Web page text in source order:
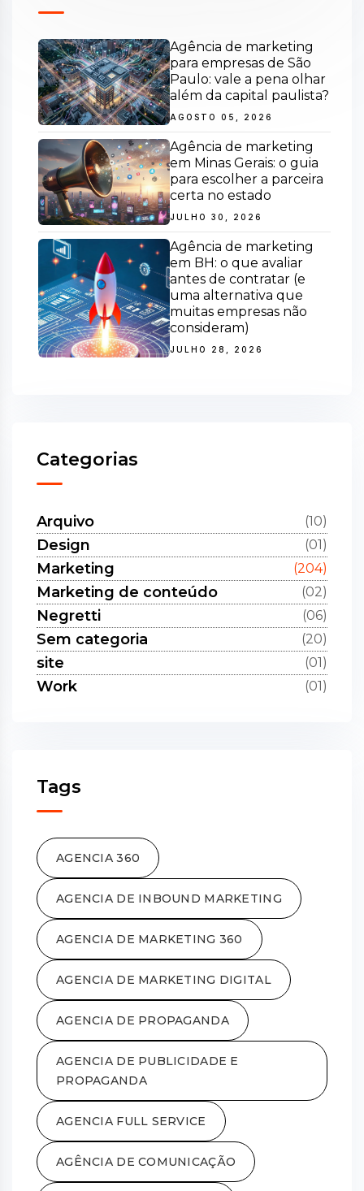
Agência de marketing
para empresas de São
Paulo: vale a pena olhar
além da capital paulista?
AGOSTO 05, 2026
Agência de marketing
em Minas Gerais: o guia
para escolher a parceira
certa no estado
JULHO 30, 2026
Agência de marketing
em BH: o que avaliar
antes de contratar (e
uma alternativa que
muitas empresas não
consideram)
JULHO 28, 2026
Categorias
Arquivo (10)
Design (01)
Marketing (204)
Marketing de conteúdo (02)
Negretti (06)
Sem categoria (20)
site (01)
Work (01)
Tags
AGENCIA 360
AGENCIA DE INBOUND MARKETING
AGENCIA DE MARKETING 360
AGENCIA DE MARKETING DIGITAL
AGENCIA DE PROPAGANDA
AGENCIA DE PUBLICIDADE E
PROPAGANDA
AGENCIA FULL SERVICE
AGÊNCIA DE COMUNICAÇÃO